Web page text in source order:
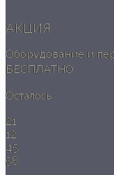
АКЦИЯ
Оборудование и
БЕСПЛАТНО
Осталось
21
12
45
57